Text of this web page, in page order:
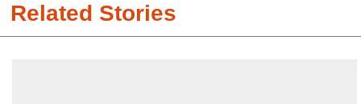
Related Stories